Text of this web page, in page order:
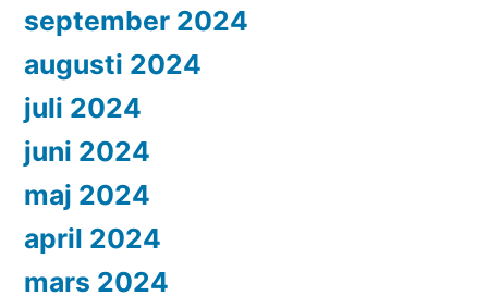
september 2024
augusti 2024
juli 2024
juni 2024
maj 2024
april 2024
mars 2024